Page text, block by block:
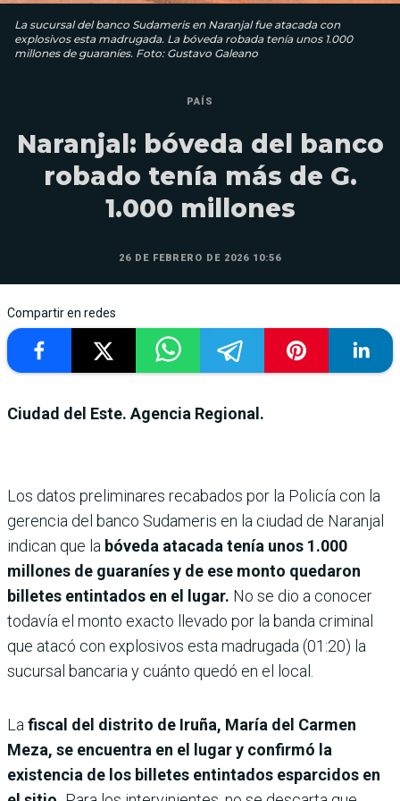
La sucursal del banco Sudameris en Naranjal fue atacada con
explosivos esta madrugada. La bóveda robada tenía unos 1.000
millones de guaraníes. Foto: Gustavo Galeano
PAÍS
Naranjal: bóveda del banco
robado tenía más de G.
1.000 millones
26 DE FEBRERO DE 2026 10:56
Compartir en redes
Ciudad del Este. Agencia Regional.
Los datos preliminares recabados por la Policía con la
gerencia del banco Sudameris en la ciudad de Naranjal
indican que la bóveda atacada tenía unos 1.000
millones de guaraníes y de ese monto quedaron
billetes entintados en el lugar. No se dio a conocer
todavía el monto exacto llevado por la banda criminal
que atacó con explosivos esta madrugada (01:20) la
sucursal bancaria y cuánto quedó en el local.
La fiscal del distrito de Iruña, María del Carmen
Meza, se encuentra en el lugar y confirmó la
existencia de los billetes entintados esparcidos en